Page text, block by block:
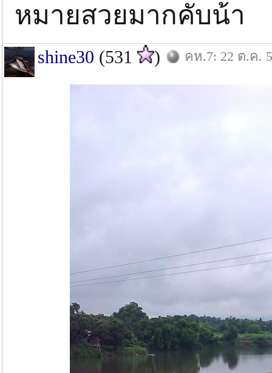
หมายสวยมากคับน้า
shine30 (531 ) คห.7: 22 ต.ค.